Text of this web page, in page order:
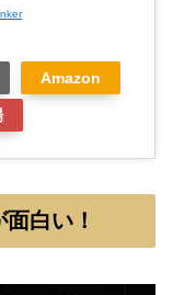
Amazon
白い！